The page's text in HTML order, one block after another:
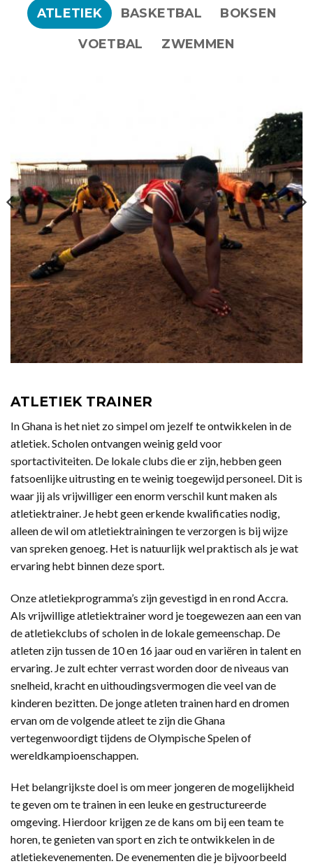
ATLETIEK BASKETBAL BOKSEN
VOETBAL ZWEMMEN
ATLETIEK TRAINER
In Ghana is het niet zo simpel om jezelf te ontwikkelen in de
atletiek. Scholen ontvangen weinig geld voor
sportactiviteiten. De lokale clubs die er zijn, hebben geen
fatsoenlijke uitrusting en te weinig toegewijd personeel. Dit is
waar jij als vrijwilliger een enorm verschil kunt maken als
atletiektrainer. Je hebt geen erkende kwalificaties nodig,
alleen de wil om atletiektrainingen te verzorgen is bij wijze
van spreken genoeg. Het is natuurlijk wel praktisch als je wat
ervaring hebt binnen deze sport.
Onze atletiekprogramma’s zijn gevestigd in en rond Accra.
Als vrijwillige atletiektrainer word je toegewezen aan een van
de atletiekclubs of scholen in de lokale gemeenschap. De
atleten zijn tussen de 10 en 16 jaar oud en variëren in talent en
ervaring. Je zult echter verrast worden door de niveaus van
snelheid, kracht en uithoudingsvermogen die veel van de
kinderen bezitten. De jonge atleten trainen hard en dromen
ervan om de volgende atleet te zijn die Ghana
vertegenwoordigt tijdens de Olympische Spelen of
wereldkampioenschappen.
Het belangrijkste doel is om meer jongeren de mogelijkheid
te geven ​​om te trainen in een leuke en gestructureerde
omgeving. Hierdoor krijgen ze de kans om bij een team te
horen, te genieten van sport en zich te ontwikkelen in de
atletiekevenementen. De evenementen die je bijvoorbeeld